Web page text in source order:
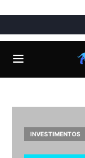
INVESTIMENTOS